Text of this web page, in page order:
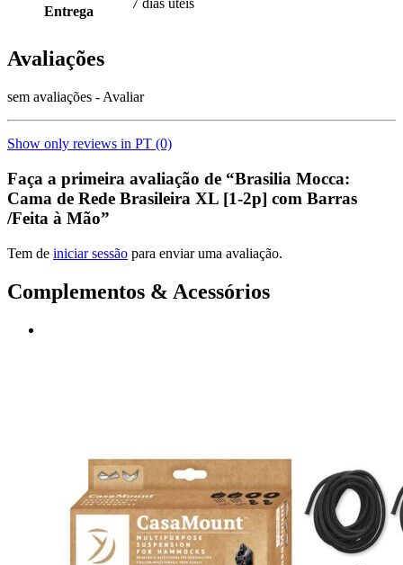
Entrega
7 dias úteis
Avaliações
sem avaliações - Avaliar
Show only reviews in PT (0)
Faça a primeira avaliação de “Brasilia Mocca:
Cama de Rede Brasileira XL [1-2p] com Barras
/Feita à Mão”
Tem de iniciar sessão para enviar uma avaliação.
Complementos & Acessórios